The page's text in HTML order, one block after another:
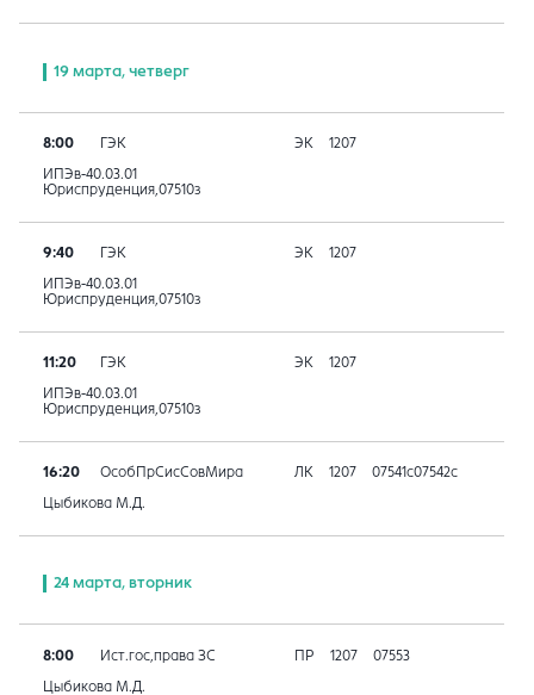
19 марта, четверг
8:00 ГЭК ЭК 1207
ИПЭв-40.03.01
Юриспруденция,07510з
9:40 ГЭК ЭК 1207
ИПЭв-40.03.01
Юриспруденция,07510з
11:20 ГЭК ЭК 1207
ИПЭв-40.03.01
Юриспруденция,07510з
16:20 ОсобПрСисСовМира ЛК 1207 07541с07542с
Цыбикова М.Д.
24 марта, вторник
8:00 Ист.гос,права ЗС ПР 1207 07553
Цыбикова М.Д.